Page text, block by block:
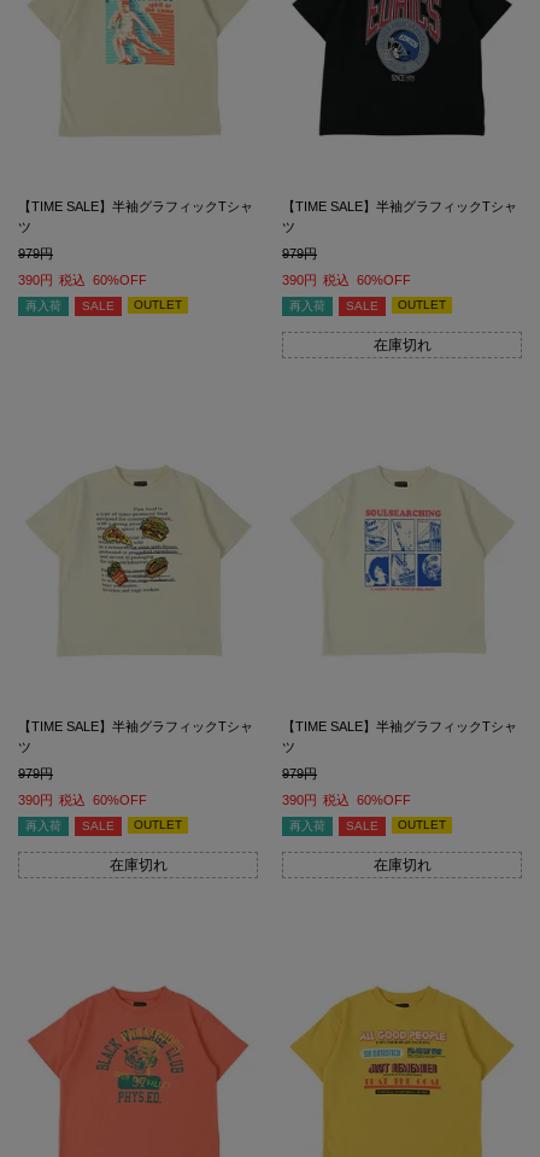
【TIME SALE】半袖グラフィックTシャ
ツ
979
390
税込 60%OFF
再入荷 SALE OUTLET
【TIME SALE】半袖グラフィックTシャ
ツ
979
390
税込 60%OFF
再入荷 SALE OUTLET
在庫切れ
【TIME SALE】半袖グラフィックTシャ
ツ
979
390
税込 60%OFF
再入荷 SALE OUTLET
在庫切れ
【TIME SALE】半袖グラフィックTシャ
ツ
979
390
税込 60%OFF
再入荷 SALE OUTLET
在庫切れ